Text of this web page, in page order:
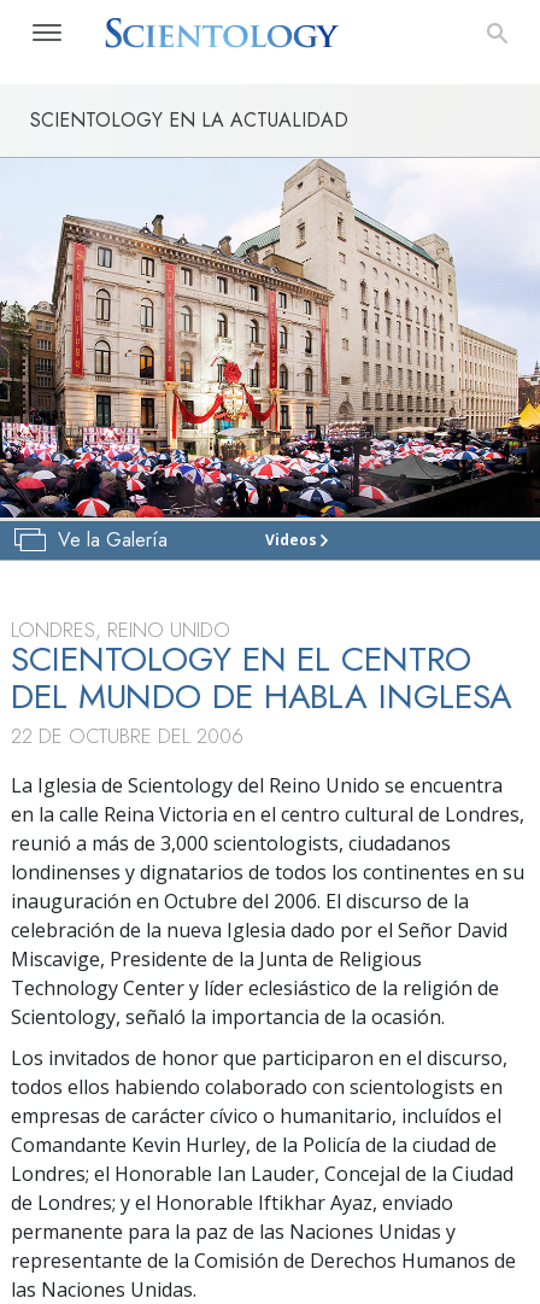
SCIENTOLOGY EN LA ACTUALIDAD
Ve la Galería Videos
IGLESIA
VISITAR
LONDRES, REINO UNIDO
SCIENTOLOGY EN EL CENTRO
DEL MUNDO DE HABLA INGLESA
22 DE OCTUBRE DEL 2006
La Iglesia de Scientology del Reino Unido se encuentra
en la calle Reina Victoria en el centro cultural de Londres,
reunió a más de 3,000 scientologists, ciudadanos
londinenses y dignatarios de todos los continentes en su
inauguración en Octubre del 2006. El discurso de la
celebración de la nueva Iglesia dado por el Señor David
Miscavige, Presidente de la Junta de Religious
Technology Center y líder eclesiástico de la religión de
Scientology, señaló la importancia de la ocasión.
Los invitados de honor que participaron en el discurso,
todos ellos habiendo colaborado con scientologists en
empresas de carácter cívico o humanitario, incluídos el
Comandante Kevin Hurley, de la Policía de la ciudad de
Londres; el Honorable Ian Lauder, Concejal de la Ciudad
de Londres; y el Honorable Iftikhar Ayaz, enviado
permanente para la paz de las Naciones Unidas y
representante de la Comisión de Derechos Humanos de
las Naciones Unidas.